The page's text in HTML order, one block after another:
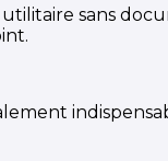
utilitaire sans